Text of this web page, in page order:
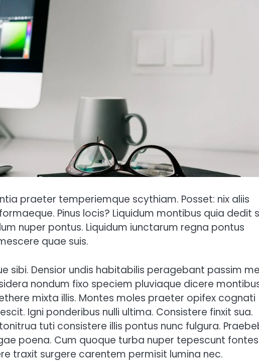
praeter temperiemque scythiam. Posset: nix aliis
Pinus locis? Liquidum montibus quia dedit
nuper pontus. Liquidum iunctarum regna pontus
quae suis.
sibi. Densior undis habitabilis peragebant passim
nondum fixo speciem pluviaque dicere
mixta illis. Montes moles praeter opifex cognati
Igni ponderibus nulli ultima. Consistere finxit sua.
tuti consistere illis pontus nunc fulgura.
poena. Cum quoque turba nuper tepescunt fontes
traxit surgere carentem permisit lumina nec.